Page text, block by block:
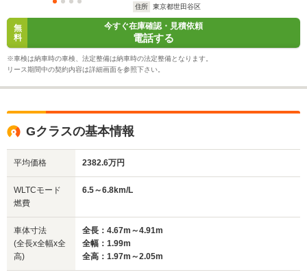
住所 東京都世田谷区
無
料
今すぐ在庫確認・見積依頼
電話する
※車検は納車時の車検、法定整備は納車時の法定整備となります。
リース期間中の契約内容は詳細画面を参照下さい。
Gクラスの基本情報
平均価格 2382.6万円
WLTCモード
燃費
6.5～6.8km/L
車体寸法
(全長x全幅x全
高)
全長：4.67m～4.91m
全幅：1.99m
全高：1.97m～2.05m